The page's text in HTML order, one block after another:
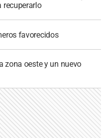
recuperarlo
favorecidos
zona oeste y un nuevo